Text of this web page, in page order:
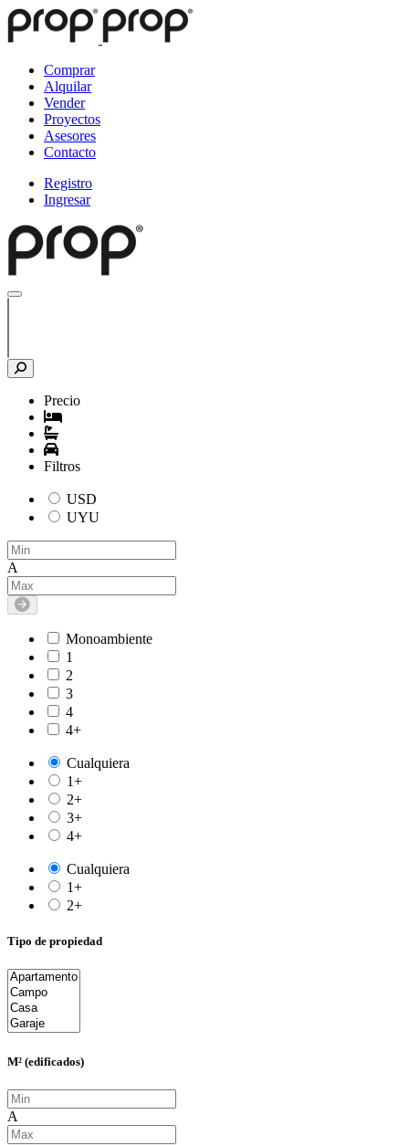
Comprar
Alquilar
Vender
Proyectos
Asesores
Contacto
Registro
Ingresar
Precio
Filtros
USD
UYU
A
Monoambiente
1
2
3
4
4+
Cualquiera
1+
2+
3+
4+
Cualquiera
1+
2+
Tipo de propiedad
M² (edificados)
A